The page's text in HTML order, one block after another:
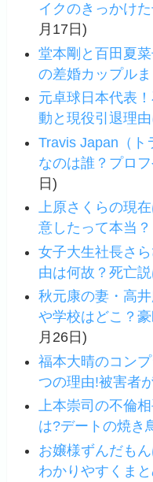
イクのきっかけ
月17日)
堂本剛と百田夏
の差婚カップル
元卓球日本代表
動と現役引退理
Travis Japan（ト
なのは誰？プロ
日)
上原さくらの現
意したって本当？
女子大生社長さ
由は何故？死亡説
秋元康の妻・高
や学校はどこ？
月26日)
福本大晴のコン
つの理由!被害者
上本崇司の不倫
は?デートの焼き
お嬢様ずんだも
わかりやすくま